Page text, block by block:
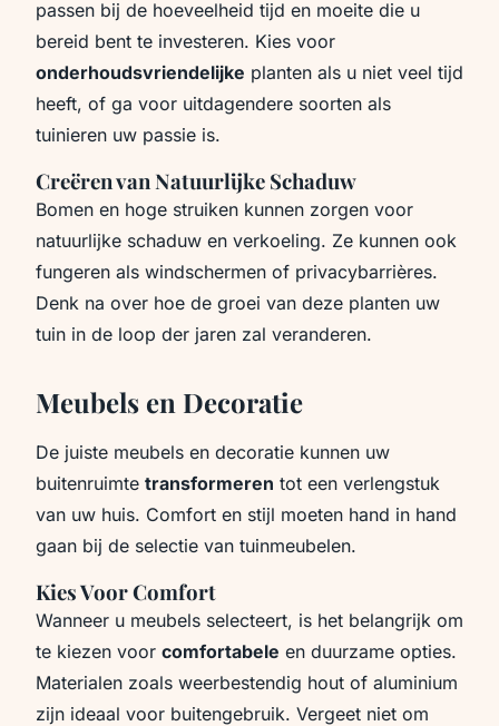
passen bij de hoeveelheid tijd en moeite die u
bereid bent te investeren. Kies voor
onderhoudsvriendelijke planten als u niet veel tijd
heeft, of ga voor uitdagendere soorten als
tuinieren uw passie is.
Creëren van Natuurlijke Schaduw
Bomen en hoge struiken kunnen zorgen voor
natuurlijke schaduw en verkoeling. Ze kunnen ook
fungeren als windschermen of privacybarrières.
Denk na over hoe de groei van deze planten uw
tuin in de loop der jaren zal veranderen.
Meubels en Decoratie
De juiste meubels en decoratie kunnen uw
buitenruimte transformeren tot een verlengstuk
van uw huis. Comfort en stijl moeten hand in hand
gaan bij de selectie van tuinmeubelen.
Kies Voor Comfort
Wanneer u meubels selecteert, is het belangrijk om
te kiezen voor comfortabele en duurzame opties.
Materialen zoals weerbestendig hout of aluminium
zijn ideaal voor buitengebruik. Vergeet niet om